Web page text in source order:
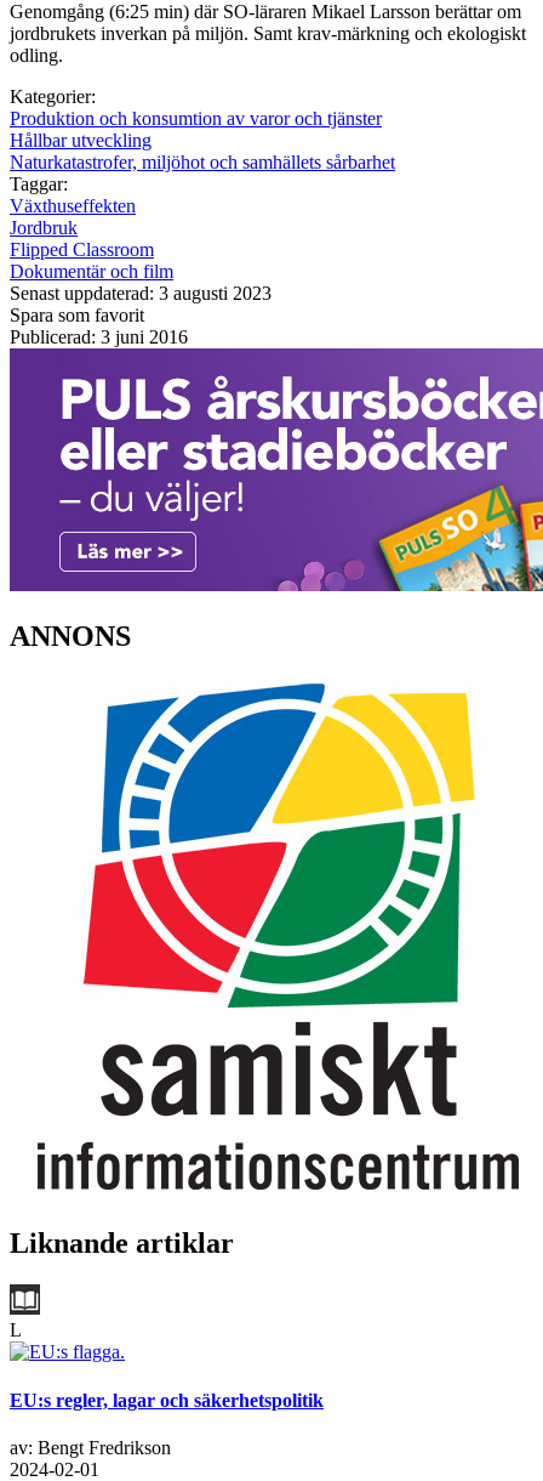
Genomgång (6:25 min) där SO-läraren Mikael Larsson berättar om
jordbrukets inverkan på miljön. Samt krav-märkning och ekologiskt
odling.
Kategorier:
Produktion och konsumtion av varor och tjänster
Hållbar utveckling
Naturkatastrofer, miljöhot och samhällets sårbarhet
Taggar:
Växthuseffekten
Jordbruk
Flipped Classroom
Dokumentär och film
Senast uppdaterad: 3 augusti 2023
Spara som favorit
Publicerad: 3 juni 2016
ANNONS
Liknande artiklar
L
EU:s regler, lagar och säkerhetspolitik
av: Bengt Fredrikson
2024-02-01